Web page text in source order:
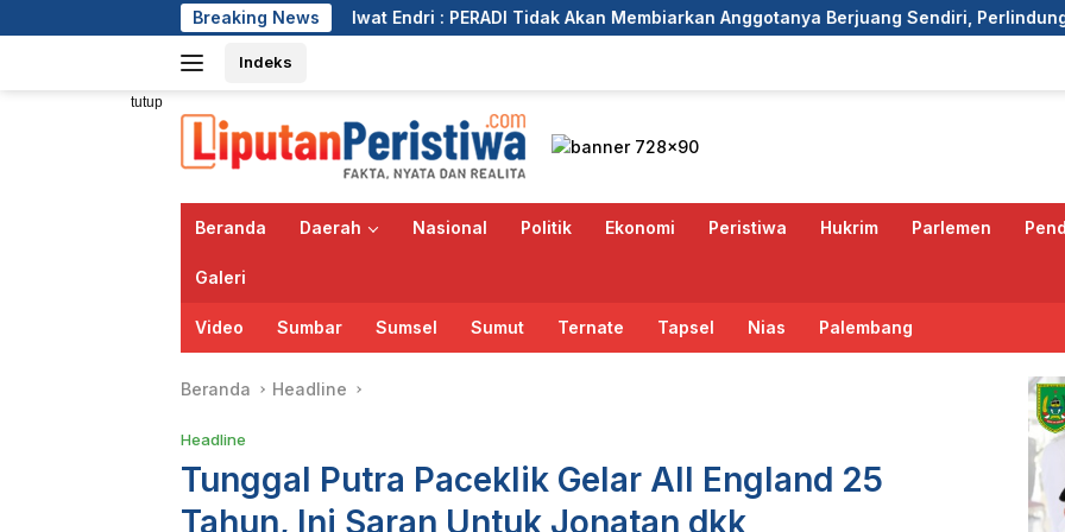
ke
Breaking News
Iwat Endri : PERADI Tidak Akan Membiarkan Anggotanya Berjuang Sendiri, Perlindungan Advokat Adalah
Indeks
tutup
Beranda Daerah Nasional Politik Ekonomi Peristiwa Hukrim Parlemen
Galeri
Video Sumbar Sumsel Sumut Ternate Tapsel Nias Palembang
Beranda Headline
Headline
Tunggal Putra Paceklik Gelar All England 25
Tahun, Ini Saran Untuk Jonatan dkk